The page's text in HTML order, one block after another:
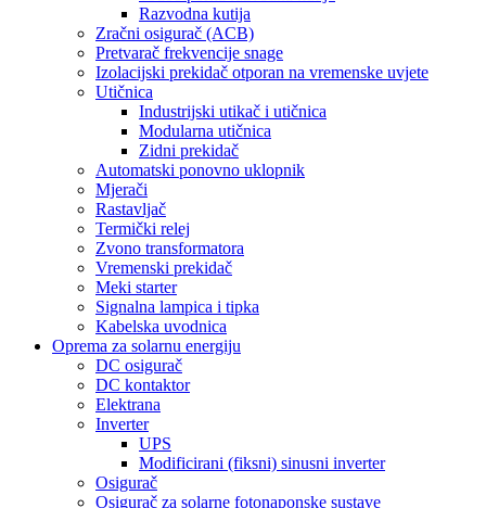
Razvodna kutija
Zračni osigurač (ACB)
Pretvarač frekvencije snage
Izolacijski prekidač otporan na vremenske uvjete
Utičnica
Industrijski utikač i utičnica
Modularna utičnica
Zidni prekidač
Automatski ponovno uklopnik
Mjerači
Rastavljač
Termički relej
Zvono transformatora
Vremenski prekidač
Meki starter
Signalna lampica i tipka
Kabelska uvodnica
Oprema za solarnu energiju
DC osigurač
DC kontaktor
Elektrana
Inverter
UPS
Modificirani (fiksni) sinusni inverter
Osigurač
Osigurač za solarne fotonaponske sustave